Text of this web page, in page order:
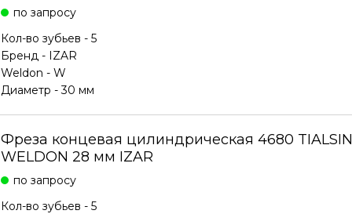
по запросу
Кол-во зубьев - 5
Бренд - IZAR
Weldon - W
Диаметр - 30 мм
Фреза концевая цилиндрическая 4680 TIALSIN
WELDON 28 мм IZAR
по запросу
Кол-во зубьев - 5